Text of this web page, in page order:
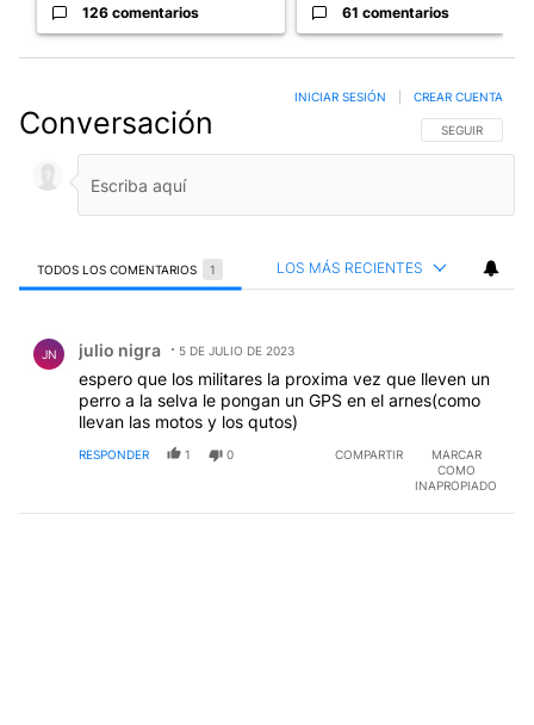
126 comentarios 61 comentarios
Conversación SIGA ESTA
SEGUIR
INICIAR SESIÓN CREAR CUENTA
TODOS LOS COMENTARIOS 1 LOS MÁS RECIENTES
JN julio nigra 5 DE JULIO DE 2023
espero que los militares la proxima vez que lleven un
perro a la selva le pongan un GPS en el arnes(como
llevan las motos y los qutos)
RESPONDER 1 0 COMPARTIR
MARCAR
COMO
INAPROPIADO